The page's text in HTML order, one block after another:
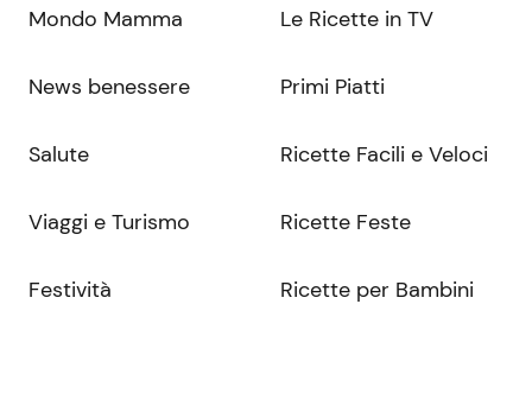
Mondo Mamma
News benessere
Salute
Viaggi e Turismo
Festività
Le Ricette in TV
Primi Piatti
Ricette Facili e Veloci
Ricette Feste
Ricette per Bambini